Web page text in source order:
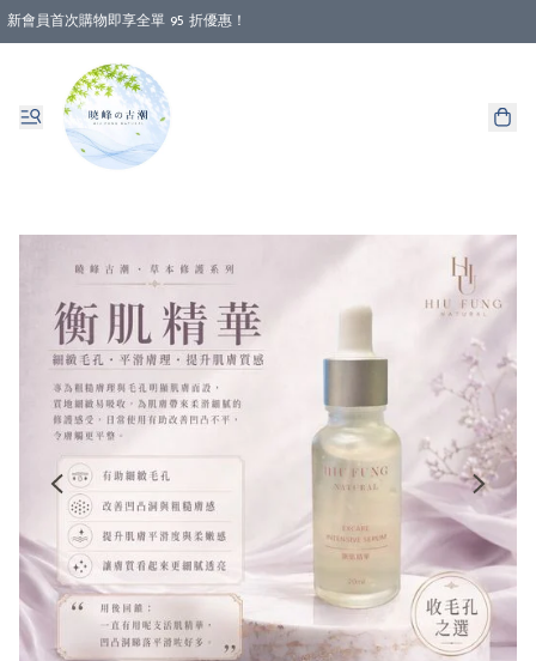
新會員首次購物即享全單 95 折優惠！
消費即享全單 88 折優惠！